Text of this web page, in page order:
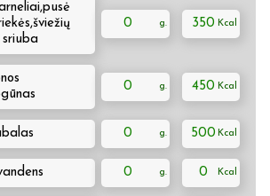
0 350
0 450
0 500
0 0